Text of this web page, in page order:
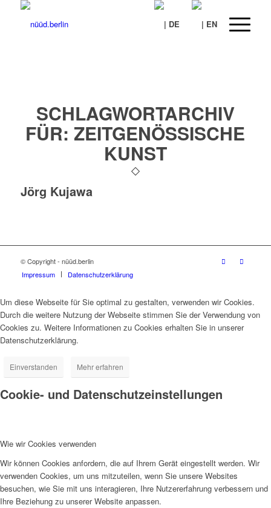
SCHLAGWORTARCHIV
FÜR: ZEITGENÖSSISCHE
KUNST
Jörg Kujawa
© Copyright - nüüd.berlin
Impressum
Datenschutzerklärung
Um diese Webseite für Sie optimal zu gestalten, verwenden wir Cookies.
Durch die weitere Nutzung der Webseite stimmen Sie der Verwendung von
Cookies zu. Weitere Informationen zu Cookies erhalten Sie in unserer
Datenschutzerklärung.
Einverstanden Mehr erfahren
Cookie- und Datenschutzeinstellungen
Wie wir Cookies verwenden
Wir können Cookies anfordern, die auf Ihrem Gerät eingestellt werden. Wir
verwenden Cookies, um uns mitzuteilen, wenn Sie unsere Websites
besuchen, wie Sie mit uns interagieren, Ihre Nutzererfahrung verbessern und
Ihre Beziehung zu unserer Website anpassen.